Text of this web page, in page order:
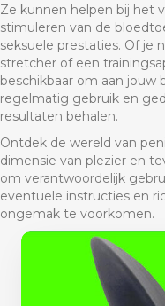
Ze kunnen helpen bij het
stimuleren van de
seksuele prestaties. Of je
stretcher of een
beschikbaar om aan
regelmatig gebruik en
resultaten behalen.
Ontdek de wereld van
dimensie van plezier en
om verantwoordelijk
eventuele instructies en
ongemak te voorkomen.